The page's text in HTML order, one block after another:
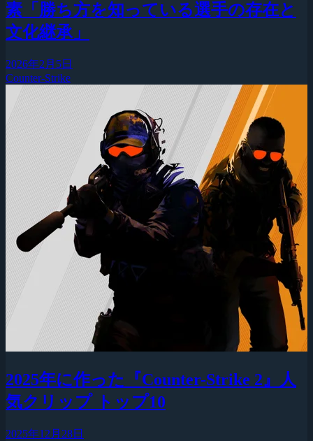
素「勝ち方を知っている選手の存在と
文化継承」
2026年2月5日
Counter-Strike
2025年に作った『Counter-Strike 2』人
気クリップ トップ10
2025年12月28日